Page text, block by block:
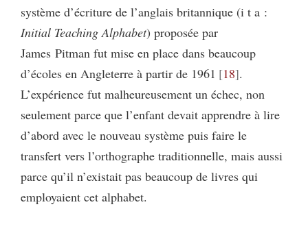
système d’écriture de l’anglais britannique (i t a :
Initial Teaching Alphabet) proposée par
James Pitman fut mise en place dans beaucoup
d’écoles en Angleterre à partir de 1961 18 .
L’expérience fut malheureusement un échec, non
seulement parce que l’enfant devait apprendre à lire
d’abord avec le nouveau système puis faire le
transfert vers l’orthographe traditionnelle, mais aussi
parce qu’il n’existait pas beaucoup de livres qui
employaient cet alphabet.